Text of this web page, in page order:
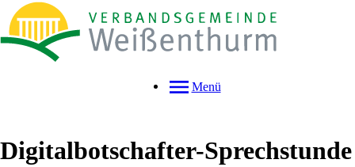
Menü
Digitalbotschafter-Sprechstunde